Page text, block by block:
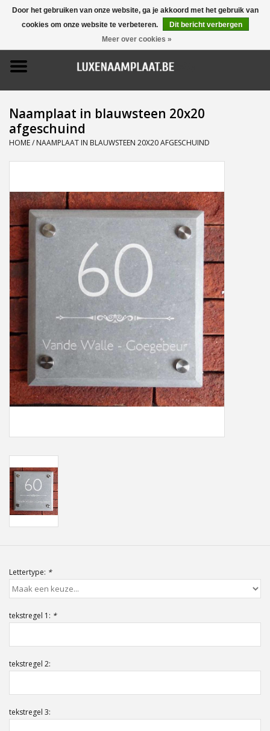
0 Artikelen - €0,00
Home
Promoties
Naamborden
Deurbellen
Huisnummers
Pictogrammen
Brievenbussen
Freesletters
Accessoires
Bestelling op maat
Cadeaubonnen
Portfolio
kleuren en lettertypes
Naamplaat in blauwsteen 20x20
afgeschuind
HOME/ NAAMPLAAT IN BLAUWSTEEN 20X20 AFGESCHUIND
Lettertype: *
tekstregel 1: *
tekstregel 2:
tekstregel 3:
Door het gebruiken van onze website, ga je akkoord met het gebruik van
cookies om onze website te verbeteren.
Dit bericht verbergen
Meer over cookies »